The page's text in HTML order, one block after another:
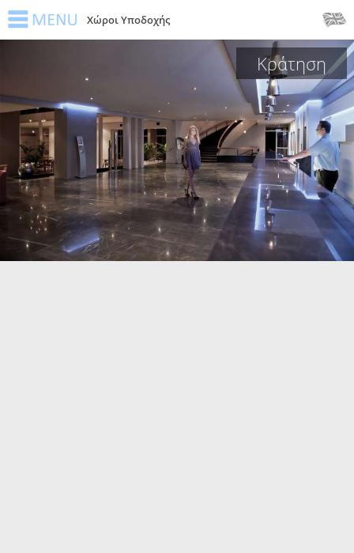
Κράτηση
Χώροι Υποδοχής